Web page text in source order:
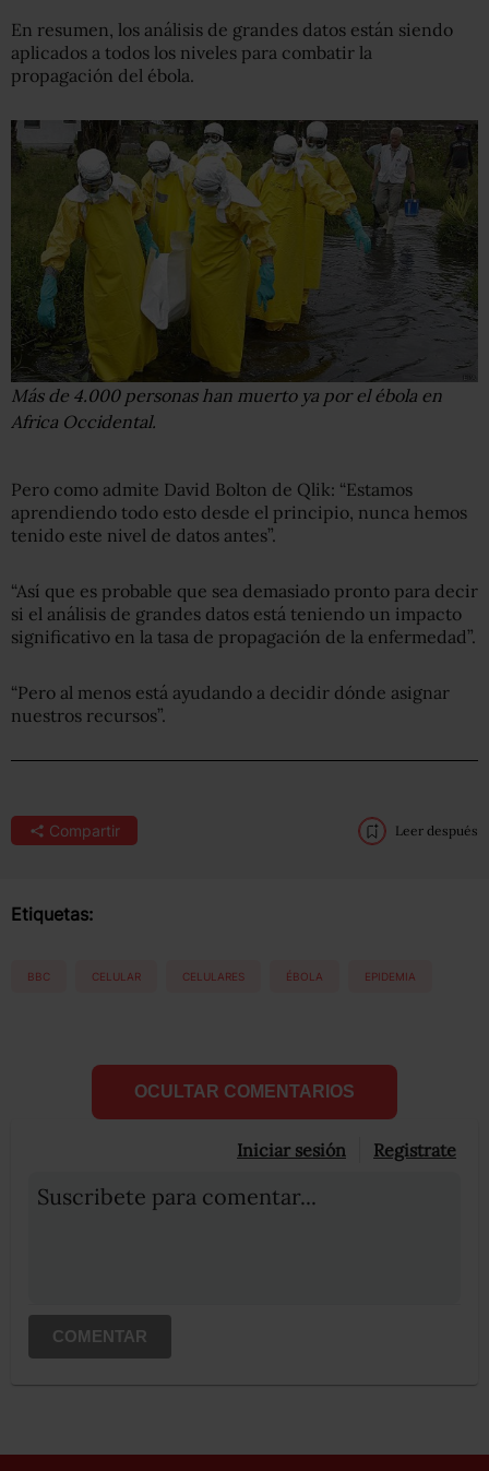
En resumen, los análisis de grandes datos están siendo
aplicados a todos los niveles para combatir la
propagación del ébola.
Más de 4.000 personas han muerto ya por el ébola en
Africa Occidental.
Pero como admite David Bolton de Qlik: “Estamos
aprendiendo todo esto desde el principio, nunca hemos
tenido este nivel de datos antes”.
“Así que es probable que sea demasiado pronto para decir
si el análisis de grandes datos está teniendo un impacto
significativo en la tasa de propagación de la enfermedad”.
“Pero al menos está ayudando a decidir dónde asignar
nuestros recursos”.
Compartir Leer después
Etiquetas:
BBC CELULAR CELULARES ÉBOLA EPIDEMIA
OCULTAR COMENTARIOS
Iniciar sesión Registrate
Suscribete para comentar...
COMENTAR